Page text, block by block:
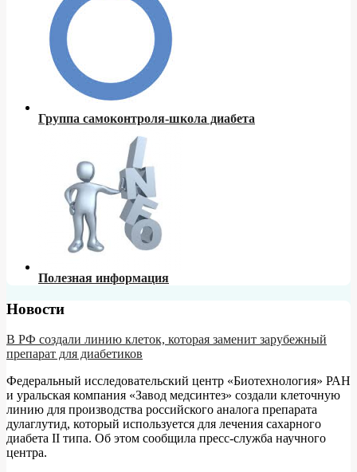
Группа самоконтроля-школа диабета
Полезная информация
Новости
В РФ создали линию клеток, которая заменит зарубежный
препарат для диабетиков
Федеральный исследовательский центр «Биотехнология» РАН
и уральская компания «Завод медсинтез» создали клеточную
линию для производства российского аналога препарата
дулаглутид, который используется для лечения сахарного
диабета II типа. Об этом сообщила пресс-служба научного
центра.